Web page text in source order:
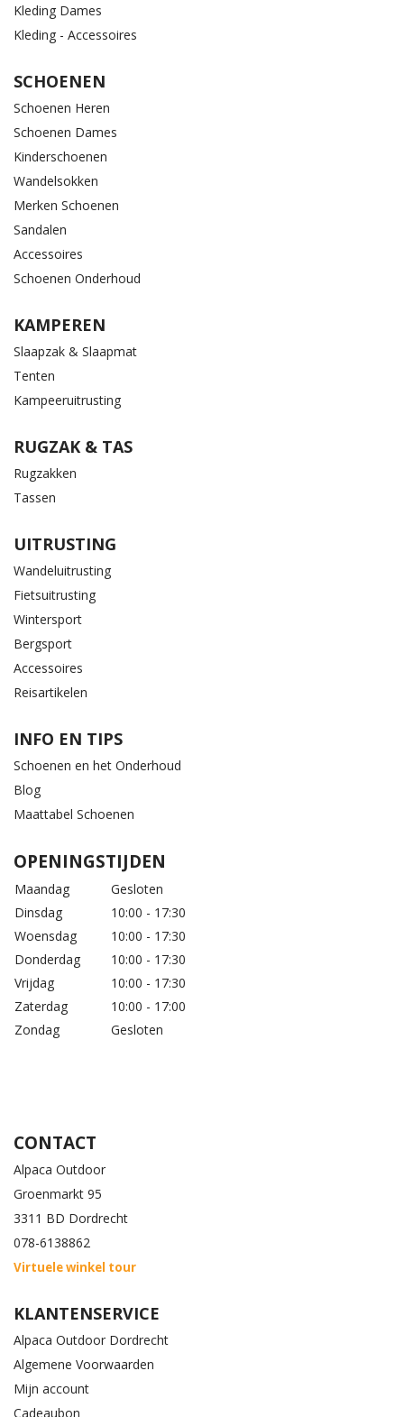
Kleding Dames
Kleding - Accessoires
SCHOENEN
Schoenen Heren
Schoenen Dames
Kinderschoenen
Wandelsokken
Merken Schoenen
Sandalen
Accessoires
Schoenen Onderhoud
KAMPEREN
Slaapzak & Slaapmat
Tenten
Kampeeruitrusting
RUGZAK & TAS
Rugzakken
Tassen
UITRUSTING
Wandeluitrusting
Fietsuitrusting
Wintersport
Bergsport
Accessoires
Reisartikelen
INFO EN TIPS
Schoenen en het Onderhoud
Blog
Maattabel Schoenen
OPENINGSTIJDEN
Maandag
Gesloten
Dinsdag
10:00 - 17:30
Woensdag
10:00 - 17:30
Donderdag
10:00 - 17:30
Vrijdag
10:00 - 17:30
Zaterdag
10:00 - 17:00
Zondag
Gesloten
CONTACT
Alpaca Outdoor
Groenmarkt 95
3311 BD Dordrecht
078-6138862
Virtuele winkel tour
KLANTENSERVICE
Alpaca Outdoor Dordrecht
Algemene Voorwaarden
Mijn account
Cadeaubon